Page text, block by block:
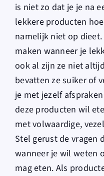
is niet zo dat je je na
lekkere producten
namelijk niet op
maken wanneer je
ook al zijn ze niet
bevatten ze suiker of
je met jezelf
deze producten wil
met volwaardige,
Stel gerust de vragen
wanneer je wil weten
mag eten. Als